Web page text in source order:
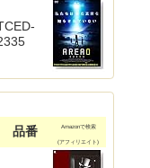
品番 Amazonで検索
(アフィリエイト)